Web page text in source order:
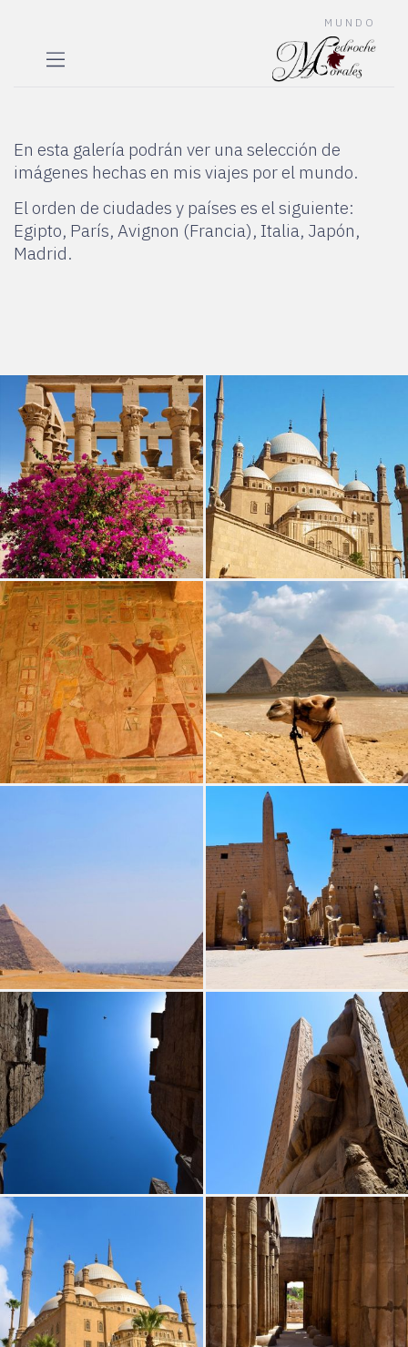
MUNDO
En esta galería podrán ver una selección de
imágenes hechas en mis viajes por el mundo.
El orden de ciudades y países es el siguiente:
Egipto, París, Avignon (Francia), Italia, Japón,
Madrid.